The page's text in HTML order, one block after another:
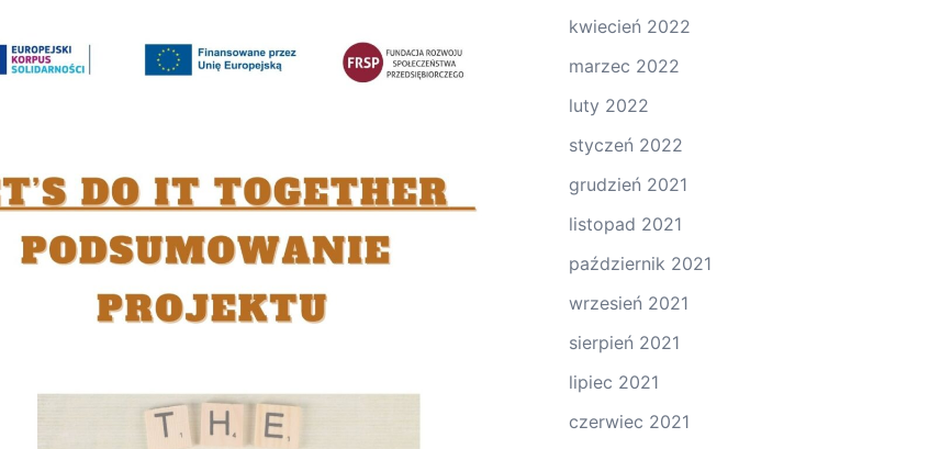
kwiecień 2022
marzec 2022
luty 2022
styczeń 2022
grudzień 2021
listopad 2021
październik 2021
wrzesień 2021
sierpień 2021
lipiec 2021
czerwiec 2021